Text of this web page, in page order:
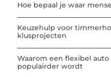
Hoe bepaal je waar
Keuzehulp voor
klusprojecten
Waarom een flexibel
populairder wordt